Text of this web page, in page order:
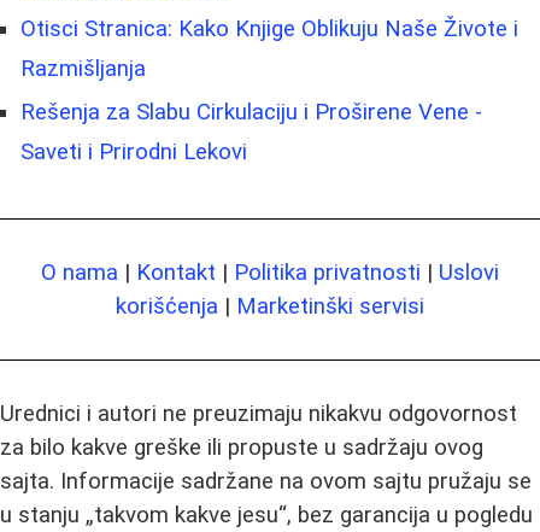
Otisci Stranica: Kako Knjige Oblikuju Naše Živote i
Razmišljanja
Rešenja za Slabu Cirkulaciju i Proširene Vene -
Saveti i Prirodni Lekovi
O nama | Kontakt | Politika privatnosti | Uslovi
korišćenja | Marketinški servisi
Urednici i autori ne preuzimaju nikakvu odgovornost
za bilo kakve greške ili propuste u sadržaju ovog
sajta. Informacije sadržane na ovom sajtu pružaju se
u stanju „takvom kakve jesu“, bez garancija u pogledu